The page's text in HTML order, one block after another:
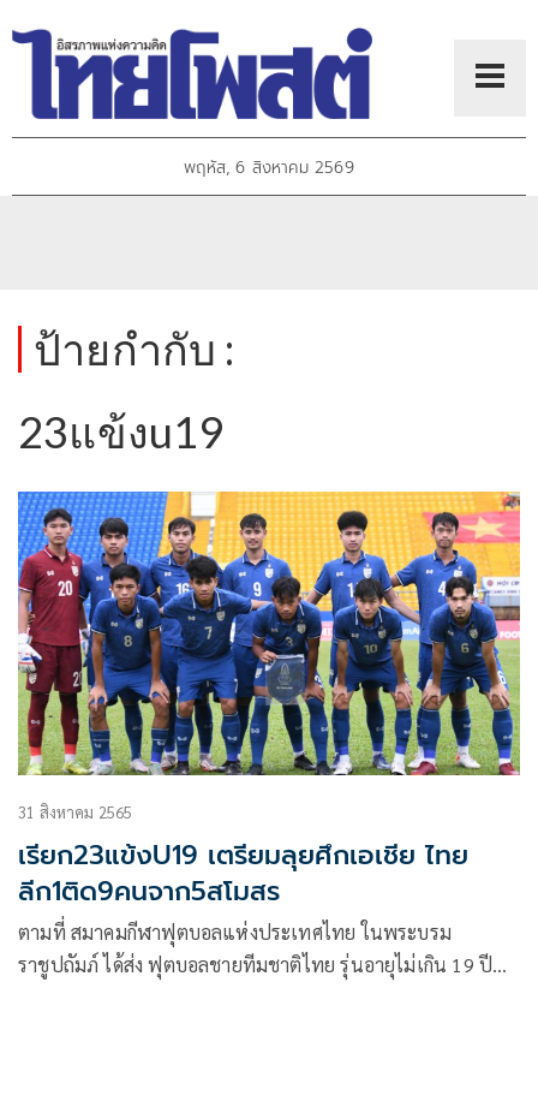
พฤหัส, 6 สิงหาคม 2569
ป้ายกำกับ :
23แข้งu19
31 สิงหาคม 2565
เรียก23แข้งU19 เตรียมลุยศึกเอเชีย ไทย
ลีก1ติด9คนจาก5สโมสร
ตามที่ สมาคมกีฬาฟุตบอลแห่งประเทศไทย ในพระบรม
ราชูปถัมภ์ ได้ส่ง ฟุตบอลชายทีมชาติไทย รุ่นอายุไม่เกิน 19 ปี